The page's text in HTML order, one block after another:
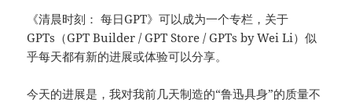
《清晨时刻： 每日GPT》可以成为一个专栏，关于
GPTs（GPT Builder / GPT Store / GPTs by Wei Li）似
乎每天都有新的进展或体验可以分享。
今天的进展是，我对我前几天制造的“鲁迅具身”的质量不